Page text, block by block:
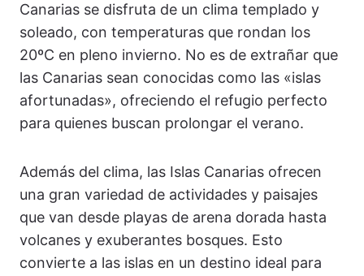
Canarias se disfruta de un clima templado y
soleado, con temperaturas que rondan los
20ºC en pleno invierno. No es de extrañar que
las Canarias sean conocidas como las «islas
afortunadas», ofreciendo el refugio perfecto
para quienes buscan prolongar el verano.
Además del clima, las Islas Canarias ofrecen
una gran variedad de actividades y paisajes
que van desde playas de arena dorada hasta
volcanes y exuberantes bosques. Esto
convierte a las islas en un destino ideal para